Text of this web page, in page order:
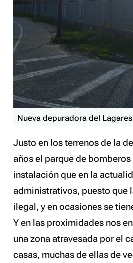
Nueva depuradora del Lagares
Justo en los terrenos de la
años el parque de
instalación que en la
administrativos, puesto que
ilegal, y en ocasiones se
Y en las proximidades nos
una zona atravesada por el
casas, muchas de ellas de